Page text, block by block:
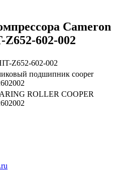
Cameron
602-002
Z652-602-002
подшипник cooper
ROLLER COOPER